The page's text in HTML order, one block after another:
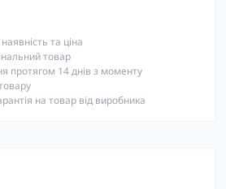
та ціна
товар
протягом 14 днів з моменту
на товар від виробника